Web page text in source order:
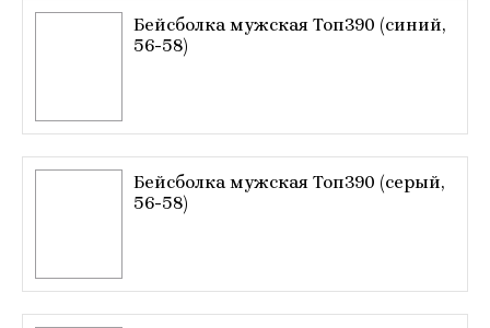
Бейсболка мужская Топ390 (синий,
56-58)
Бейсболка мужская Топ390 (серый,
56-58)